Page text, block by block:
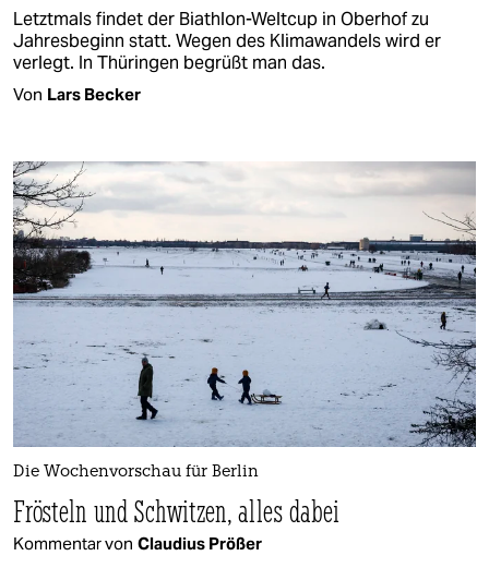
Letztmals findet der Biathlon-Weltcup in Oberhof zu
Jahresbeginn statt. Wegen des Klimawandels wird er
verlegt. In Thüringen begrüßt man das.
Von Lars Becker
Die Wochenvorschau für Berlin
Frösteln und Schwitzen, alles dabei
Kommentar von Claudius Prößer